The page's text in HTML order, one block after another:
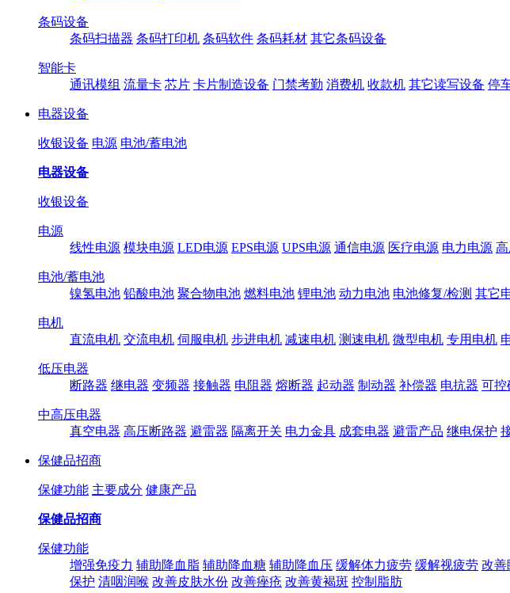
条码设备
条码扫描器 条码打印机 条码软件 条码耗材 其它条码设备
智能卡
通讯模组 流量卡 芯片 卡片制造设备 门禁考勤 消费机 收款机 其它读写设备 停
电器设备
收银设备 电源 电池/蓄电池
电器设备
收银设备
电源
线性电源 模块电源 LED电源 EPS电源 UPS电源 通信电源 医疗电源 电力电源
电池/蓄电池
镍氢电池 铅酸电池 聚合物电池 燃料电池 锂电池 动力电池 电池修复/检测 其它
电机
直流电机 交流电机 伺服电机 步进电机 减速电机 测速电机 微型电机 专用电机
低压电器
断路器 继电器 变频器 接触器 电阻器 熔断器 起动器 制动器 补偿器 电抗器 可控
中高压电器
真空电器 高压断路器 避雷器 隔离开关 电力金具 成套电器 避雷产品 继电保护
保健品招商
保健功能 主要成分 健康产品
保健品招商
保健功能
增强免疫力 辅助降血脂 辅助降血糖 辅助降血压 缓解体力疲劳 缓解视疲劳 改善
保护 清咽润喉 改善皮肤水份 改善痤疮 改善黄褐斑 控制脂肪